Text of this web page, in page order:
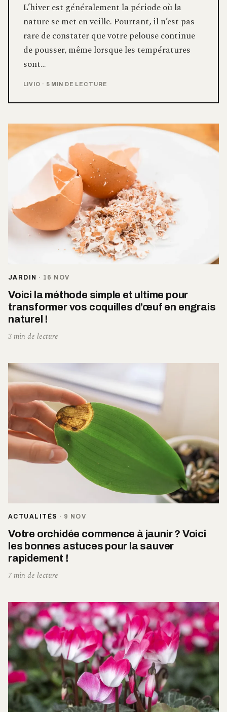
L’hiver est généralement la période où la
nature se met en veille. Pourtant, il n’est pas
rare de constater que votre pelouse continue
de pousser, même lorsque les températures
sont…
LIVIO · 5 MIN DE LECTURE
JARDIN · 16 NOV
Voici la méthode simple et ultime pour
transformer vos coquilles d’œuf en engrais
naturel !
3 min de lecture
ACTUALITÉS · 9 NOV
Votre orchidée commence à jaunir ? Voici
les bonnes astuces pour la sauver
rapidement !
7 min de lecture